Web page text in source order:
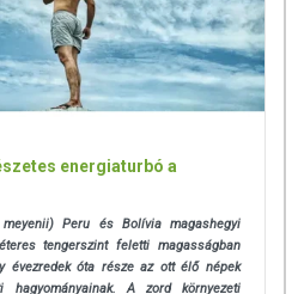
energiaturbó a
Peru és Bolívia magashegyi
tengerszint feletti magasságban
évezredek óta része az ott élő népek
hagyományainak. A zord környezeti